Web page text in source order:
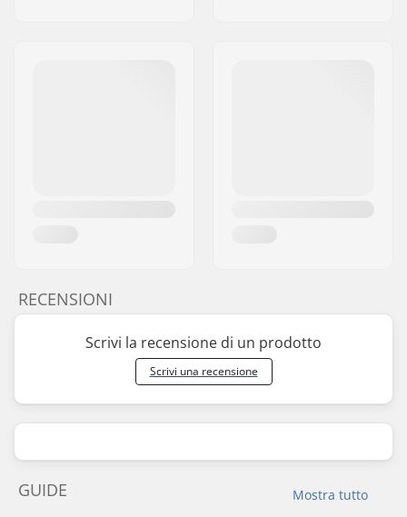
RECENSIONI
Scrivi la recensione di un prodotto
Scrivi una recensione
Mostra tutto
GUIDE